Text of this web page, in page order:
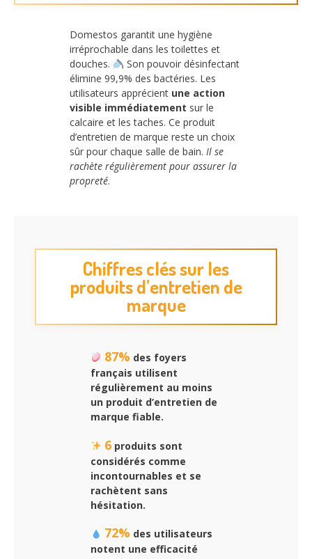
Domestos garantit une hygiène
irréprochable dans les toilettes et
douches.
Son pouvoir désinfectant
élimine 99,9% des bactéries. Les
utilisateurs apprécient une action
visible immédiatement sur le
calcaire et les taches. Ce produit
d’entretien de marque reste un choix
sûr pour chaque salle de bain. Il se
rachète régulièrement pour assurer la
propreté.
Chiffres clés sur les
produits d’entretien de
marque
87% des foyers
français utilisent
régulièrement au moins
un produit d’entretien de
marque fiable.
6produits sont
considérés comme
incontournables et se
rachètent sans
hésitation.
72% des utilisateurs
notent une efficacité